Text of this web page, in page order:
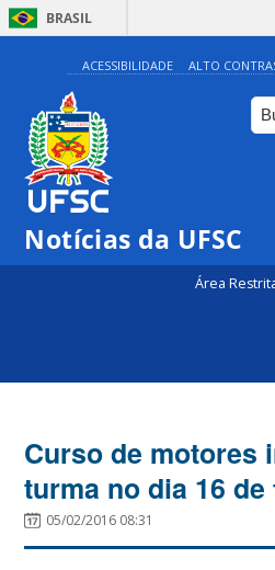
BRASIL
ACESSIBILIDADE ALTO
Notícias da UFSC
Área
Curso de motores
turma no dia 16
05/02/2016 08:31